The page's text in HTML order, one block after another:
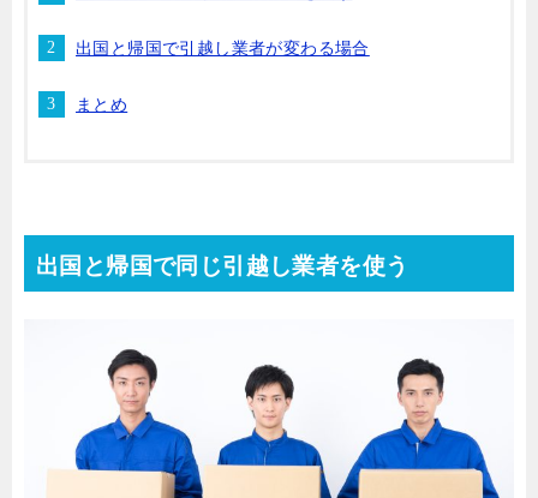
出国と帰国で引越し業者が変わる場合
まとめ
出国と帰国で同じ引越し業者を使う